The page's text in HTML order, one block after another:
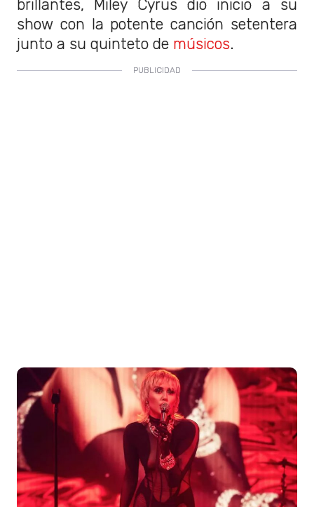
brillantes, Miley Cyrus dio inicio a su
show con la potente canción setentera
junto a su quinteto de músicos.